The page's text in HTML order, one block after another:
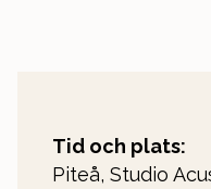
Tid och plats:
Piteå, Studio